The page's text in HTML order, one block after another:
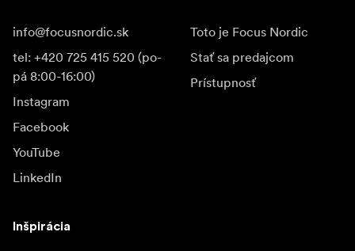
info@focusnordic.sk
tel: +420 725 415 520 (po-
pá 8:00-16:00)
Instagram
Facebook
YouTube
LinkedIn
Toto je Focus Nordic
Stať sa predajcom
Prístupnosť
Inšpirácia